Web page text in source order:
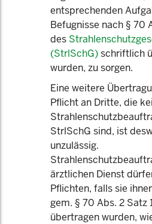
entsprechenden
Befugnisse nach § 70
des
(StrlSchG)schriftlich
wurden, zu sorgen.
Eine weitere
Pflicht an Dritte, die
StrlSchG sind, ist
unzulässig.
ärztlichen Dienst
Pflichten, falls sie
gem. § 70 Abs. 2 Satz
übertragen wurden,